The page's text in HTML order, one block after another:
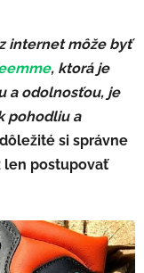
internet môže byť
, ktorá je
a odolnosťou, je
pohodliu a
si správne
len postupovať